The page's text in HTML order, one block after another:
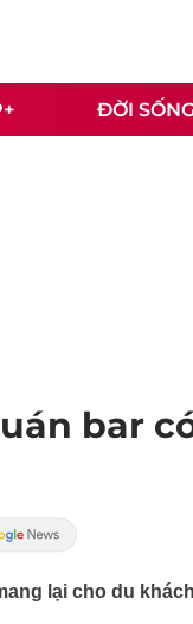
ĐỜI
bar
lại cho du